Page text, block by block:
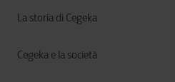
La storia di Cegeka
Cegeka e la società